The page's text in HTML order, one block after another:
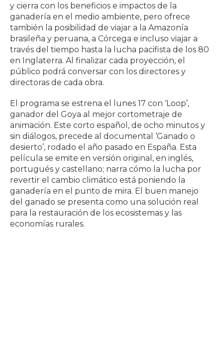
y cierra con los beneficios e impactos de la
ganadería en el medio ambiente, pero ofrece
también la posibilidad de viajar a la Amazonía
brasileña y peruana, a Córcega e incluso viajar a
través del tiempo hasta la lucha pacifista de los 80
en Inglaterra. Al finalizar cada proyección, el
público podrá conversar con los directores y
directoras de cada obra.
El programa se estrena el lunes 17 con ‘Loop’,
ganador del Goya al mejor cortometraje de
animación. Este corto español, de ocho minutos y
sin diálogos, precede al documental ‘Ganado o
desierto’, rodado el año pasado en España. Esta
película se emite en versión original, en inglés,
portugués y castellano; narra cómo la lucha por
revertir el cambio climático está poniendo la
ganadería en el punto de mira. El buen manejo
del ganado se presenta como una solución real
para la restauración de los ecosistemas y las
economías rurales.